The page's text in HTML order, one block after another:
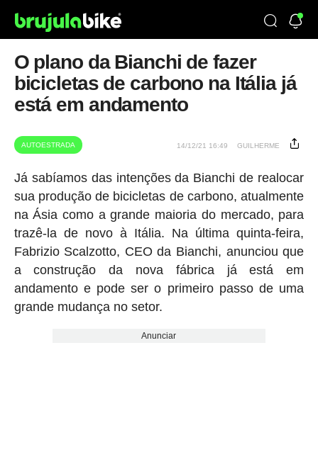
O plano da Bianchi de fazer
bicicletas de carbono na Itália já
está em andamento
AUTOESTRADA 14/12/21 16:49 GUILHERME
Já sabíamos das intenções da Bianchi de realocar
sua produção de bicicletas de carbono, atualmente
na Ásia como a grande maioria do mercado, para
trazê-la de novo à Itália. Na última quinta-feira,
Fabrizio Scalzotto, CEO da Bianchi, anunciou que
a construção da nova fábrica já está em
andamento e pode ser o primeiro passo de uma
grande mudança no setor.
Anunciar